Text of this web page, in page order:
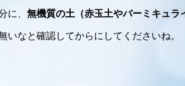
に、 無機質の土（赤玉土やバーミキュラ
なと確認してからにしてくださいね。